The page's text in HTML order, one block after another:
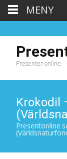
Presenter online
Krokodil
MENY